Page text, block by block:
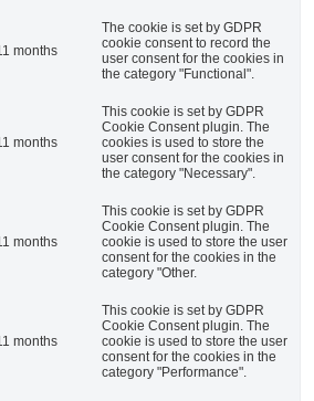
months
The cookie is set by GDPR
cookie consent to record the
user consent for the cookies in
the category "Functional".
months
This cookie is set by GDPR
Cookie Consent plugin. The
cookies is used to store the
user consent for the cookies in
the category "Necessary".
months
This cookie is set by GDPR
Cookie Consent plugin. The
cookie is used to store the user
consent for the cookies in the
category "Other.
months
This cookie is set by GDPR
Cookie Consent plugin. The
cookie is used to store the user
consent for the cookies in the
category "Performance".